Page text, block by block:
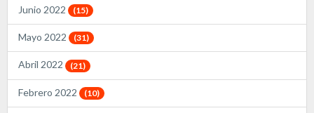
Junio 2022 (15)
Mayo 2022 (31)
Abril 2022 (21)
Febrero 2022 (10)